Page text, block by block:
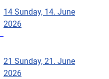
14 Sunday, 14. June
2026
21 Sunday, 21. June
2026